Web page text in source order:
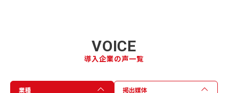
VOICE
導入企業の声一覧
業種
掲出媒体